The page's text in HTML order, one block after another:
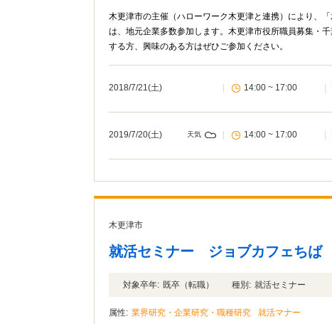
木更津市の主催（ハローワーク木更津と連携）により、
は、地元企業多数参加します。木更津市役所職員募集・
する方、興味のある方はぜひご参加ください。
2018/7/21(土) 14:00 ~ 17:00
2019/7/20(土) 天気 14:00 ~ 17:00
木更津市
就活セミナー ジョブカフェちば
対象卒年: 既卒（転職） 種別: 就活セミナー
属性: 業界研究・企業研究・職種研究 就活マナー